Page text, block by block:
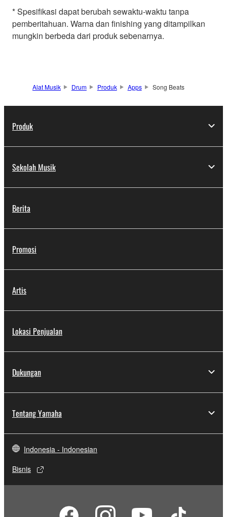
* Spesifikasi dapat berubah sewaktu-waktu tanpa
pemberitahuan. Warna dan finishing yang ditampilkan
mungkin berbeda dari produk sebenarnya.
Alat Musik Drum Produk Apps Song Beats
Produk
Sekolah Musik
Berita
Promosi
Artis
Lokasi Penjualan
Dukungan
Tentang Yamaha
Indonesia - Indonesian
Bisnis